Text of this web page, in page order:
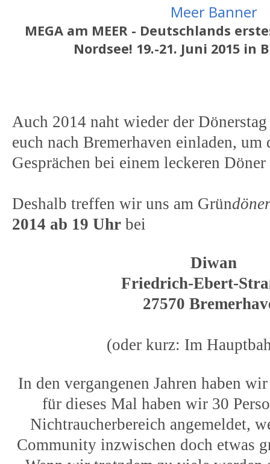
MEGA am MEER - Deutschlands
Nordsee! 19.-21. Juni 2015 in
Auch 2014 naht wieder der
euch nach Bremerhaven einladen,
Gesprächen bei einem leckeren
Deshalb treffen wir uns am Grün
2014 ab 19 Uhr bei
Diwan
Friedrich-Ebert-
27570
(oder kurz: Im
In den vergangenen Jahren haben
für dieses Mal haben wir 30
Nichtraucherbereich angemeldet,
Community inzwischen doch etwas